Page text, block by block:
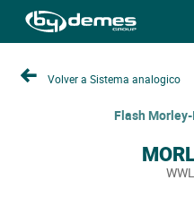
Volver a Sistema analogico
Flash